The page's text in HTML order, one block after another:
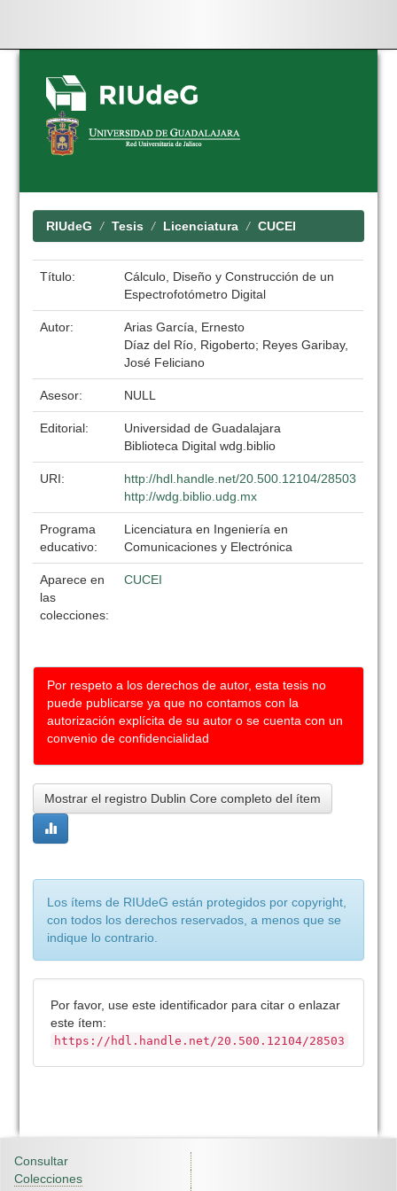
Skip
navigation
RIUdeG Tesis Licenciatura CUCEI
Título:
Cálculo, Diseño y Construcción de un
Espectrofotómetro Digital
Autor:
Arias García, Ernesto
Díaz del Río, Rigoberto; Reyes Garibay,
José Feliciano
Asesor: NULL
Editorial:
Universidad de Guadalajara
Biblioteca Digital wdg.biblio
URI:
http://hdl.handle.net/20.500.12104/28503
http://wdg.biblio.udg.mx
Programa
educativo:
Licenciatura en Ingeniería en
Comunicaciones y Electrónica
Aparece en
las
colecciones:
CUCEI
Por respeto a los derechos de autor, esta tesis no
puede publicarse ya que no contamos con la
autorización explícita de su autor o se cuenta con un
convenio de confidencialidad
Mostrar el registro Dublin Core completo del ítem
Los ítems de RIUdeG están protegidos por copyright,
con todos los derechos reservados, a menos que se
indique lo contrario.
Por favor, use este identificador para citar o enlazar
este ítem:
https://hdl.handle.net/20.500.12104/28503
Consultar
Colecciones